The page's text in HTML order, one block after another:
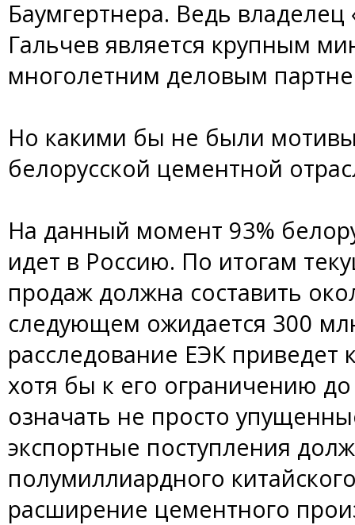
Баумгертнера. Ведь
Гальчев является крупным
многолетним деловым
Но какими бы не были
белорусской цементной
На данный момент 93%
идет в Россию. По итогам
продаж должна составить
следующем ожидается 300
расследование ЕЭК приведет
хотя бы к его ограничению
означать не просто
экспортные поступления
полумиллиардного
расширение цементного